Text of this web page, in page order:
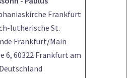
Frankfurt
lutherische St.
Frankfurt/Main
6, 60322 Frankfurt am